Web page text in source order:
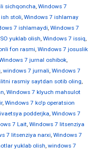
sichqoncha, Windows 7
stoli, Windows 7 ishlamay
7 ishlamaydi, Windows 7
yuklab olish, Windows 7 issiq,
fon rasmi, Windows 7 josuslik
7 jurnal oshibok,
, windows 7 jurnali, Windows 7
rasmiy saytdan sotib oling,
, Windows 7 klyuch mahsulot
, Windows 7 ko'p operatsion
podderjka, Windows 7
7 Lait, Windows 7 litsenziya
7 litsenziya narxi, Windows 7
yuklab olish, windows 7